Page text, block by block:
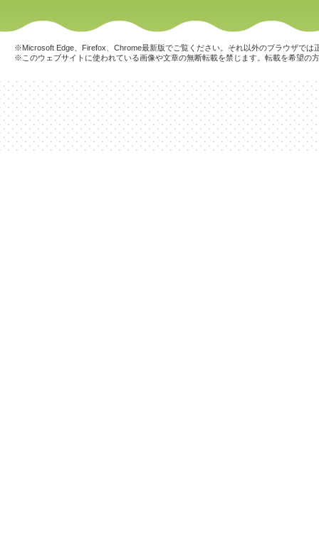
※Microsoft Edge、Firefox、Chrome最新版でご覧ください。それ以外のブラウザでは
※このウェブサイトに使われている画像や文章の無断転載を禁じます。転載を希望の